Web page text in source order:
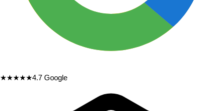
★★★★★4.7 Google